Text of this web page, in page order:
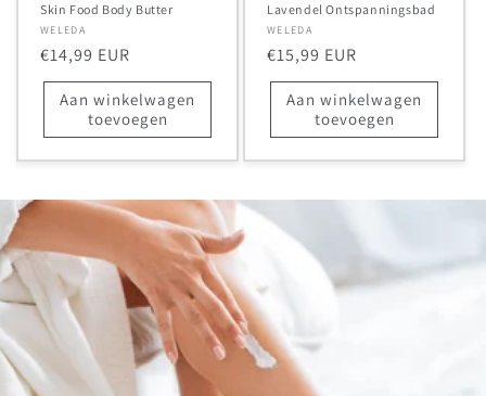
Skin Food Body Butter
Verkoper:
WELEDA
Normale
prijs
€14,99 EUR
Aan winkelwagen
toevoegen
Lavendel Ontspanningsbad
Verkoper:
WELEDA
Normale
prijs
€15,99 EUR
Aan winkelwagen
toevoegen